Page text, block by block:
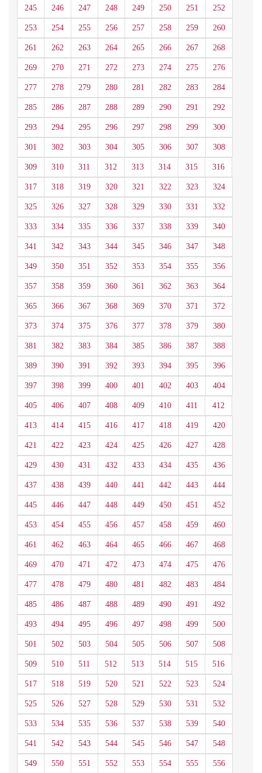
245 246 247 248 249 250 251 252
253 254 255 256 257 258 259 260
261 262 263 264 265 266 267 268
269 270 271 272 273 274 275 276
277 278 279 280 281 282 283 284
285 286 287 288 289 290 291 292
293 294 295 296 297 298 299 300
301 302 303 304 305 306 307 308
309 310 311 312 313 314 315 316
317 318 319 320 321 322 323 324
325 326 327 328 329 330 331 332
333 334 335 336 337 338 339 340
341 342 343 344 345 346 347 348
349 350 351 352 353 354 355 356
357 358 359 360 361 362 363 364
365 366 367 368 369 370 371 372
373 374 375 376 377 378 379 380
381 382 383 384 385 386 387 388
389 390 391 392 393 394 395 396
397 398 399 400 401 402 403 404
405 406 407 408 409 410 411 412
413 414 415 416 417 418 419 420
421 422 423 424 425 426 427 428
429 430 431 432 433 434 435 436
437 438 439 440 441 442 443 444
445 446 447 448 449 450 451 452
453 454 455 456 457 458 459 460
461 462 463 464 465 466 467 468
469 470 471 472 473 474 475 476
477 478 479 480 481 482 483 484
485 486 487 488 489 490 491 492
493 494 495 496 497 498 499 500
501 502 503 504 505 506 507 508
509 510 511 512 513 514 515 516
517 518 519 520 521 522 523 524
525 526 527 528 529 530 531 532
533 534 535 536 537 538 539 540
541 542 543 544 545 546 547 548
549 550 551 552 553 554 555 556